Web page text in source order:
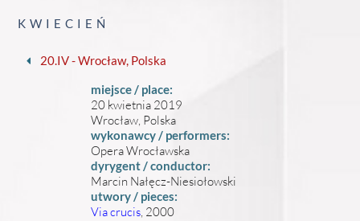
KWIECIEŃ
20.IV - Wrocław, Polska
miejsce / place:
20 kwietnia 2019
Wrocław, Polska
wykonawcy / performers:
Opera Wrocławska
dyrygent / conductor:
Marcin Nałęcz-Niesiołowski
utwory / pieces:
Via crucis, 2000